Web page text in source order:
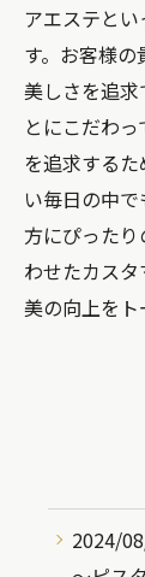
アエステと
す。お客様
美しさを追
とにこだわ
を追求する
い毎日の中
方にぴった
わせたカス
美の向上をト
2024/